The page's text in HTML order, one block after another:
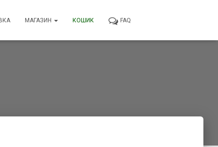
МАГАЗИН КОШИК FAQ